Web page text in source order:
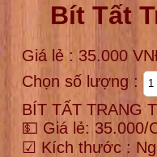
Bít Tất
Giá lẻ : 35.000
Chọn số lượng :
BÍT TẤT TRANG
💵 Giá lẻ: 35.000/
☑ Kích thước :